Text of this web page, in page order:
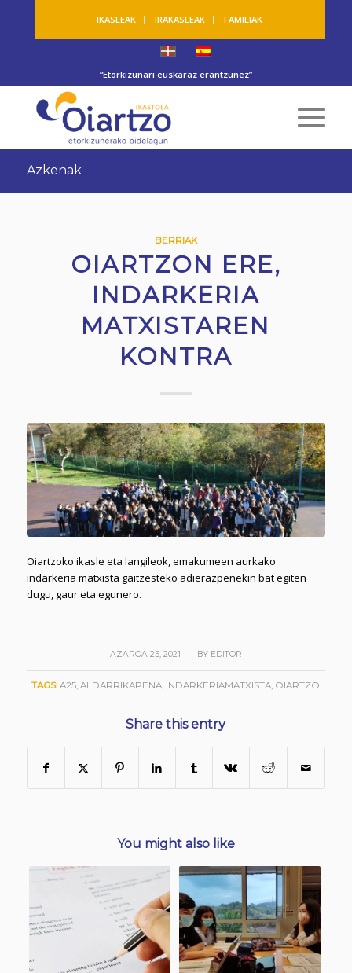
IKASLEAK IRAKASLEAK FAMILIAK
“Etorkizunari euskaraz erantzunez”
Azkenak
BERRIAK
OIARTZON ERE,
INDARKERIA
MATXISTAREN
KONTRA
Oiartzoko ikasle eta langileok, emakumeen aurkako
indarkeria matxista gaitzesteko adierazpenekin bat egiten
dugu, gaur eta egunero.
AZAROA 25, 2021
/ BY EDITOR
TAGS: A25 ,ALDARRIKAPENA INDARKERIAMATXISTA OIARTZO
Share this entry
You might also like